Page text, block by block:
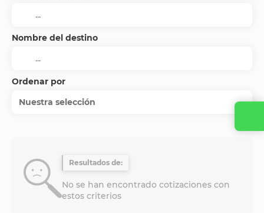
Nombre del destino
Ordenar por
Nuestra selección
Resultados de:
No se han encontrado cotizaciones con
estos criterios